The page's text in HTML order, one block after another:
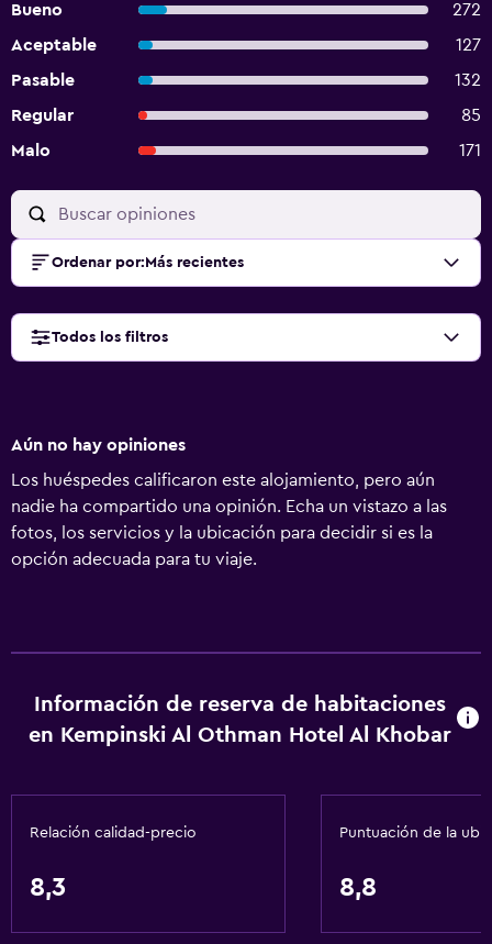
Bueno
272
Aceptable
127
Pasable
132
Regular
85
Malo
171
Ordenar por: Más recientes
Todos los filtros
Aún no hay opiniones
Los huéspedes calificaron este alojamiento, pero aún
nadie ha compartido una opinión. Echa un vistazo a las
fotos, los servicios y la ubicación para decidir si es la
opción adecuada para tu viaje.
Información de reserva de habitaciones
en Kempinski Al Othman Hotel Al Khobar
Relación calidad-precio
8,3
Puntuación de la
8,8